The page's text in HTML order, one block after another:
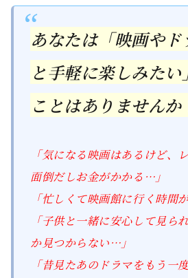
あなたは「映画やド
と手軽に楽しみた
ことはありませんか
「気になる映画はあるけど、
面倒だしお金がかかる…」
「忙しくて映画館に行く時間
「子供と一緒に安心して見ら
か見つからない…」
「昔見たあのドラマをもう一